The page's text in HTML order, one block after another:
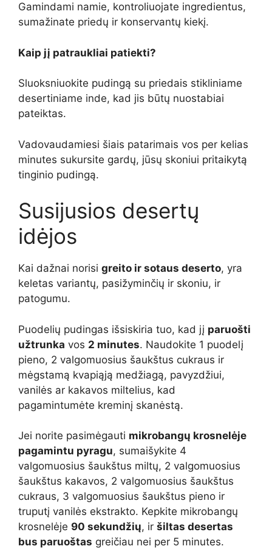
Gamindami namie, kontroliuojate ingredientus,
sumažinate priedų ir konservantų kiekį.
Kaip jį patraukliai patiekti?
Sluoksniuokite pudingą su priedais stikliniame
desertiniame inde, kad jis būtų nuostabiai
pateiktas.
Vadovaudamiesi šiais patarimais vos per kelias
minutes sukursite gardų, jūsų skoniui pritaikytą
tinginio pudingą.
Susijusios desertų
idėjos
Kai dažnai norisi greito ir sotaus deserto, yra
keletas variantų, pasižyminčių ir skoniu, ir
patogumu.
Puodelių pudingas išsiskiria tuo, kad jį paruošti
užtrunka vos 2 minutes. Naudokite 1 puodelį
pieno, 2 valgomuosius šaukštus cukraus ir
mėgstamą kvapiąją medžiagą, pavyzdžiui,
vanilės ar kakavos miltelius, kad
pagamintumėte kreminį skanėstą.
Jei norite pasimėgauti mikrobangų krosnelėje
pagamintu pyragu, sumaišykite 4
valgomuosius šaukštus miltų, 2 valgomuosius
šaukštus kakavos, 2 valgomuosius šaukštus
cukraus, 3 valgomuosius šaukštus pieno ir
truputį vanilės ekstrakto. Kepkite mikrobangų
krosnelėje 90 sekundžių, ir šiltas desertas
bus paruoštas greičiau nei per 5 minutes.